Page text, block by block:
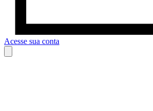
Acesse sua conta